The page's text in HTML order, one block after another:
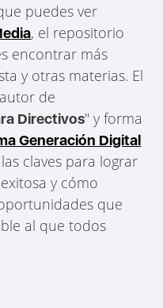
puedes ver
, el repositorio
encontrar más
y otras materias. El
de
Directivos'' y forma
Generación Digital
claves para lograr
y cómo
que
al que todos